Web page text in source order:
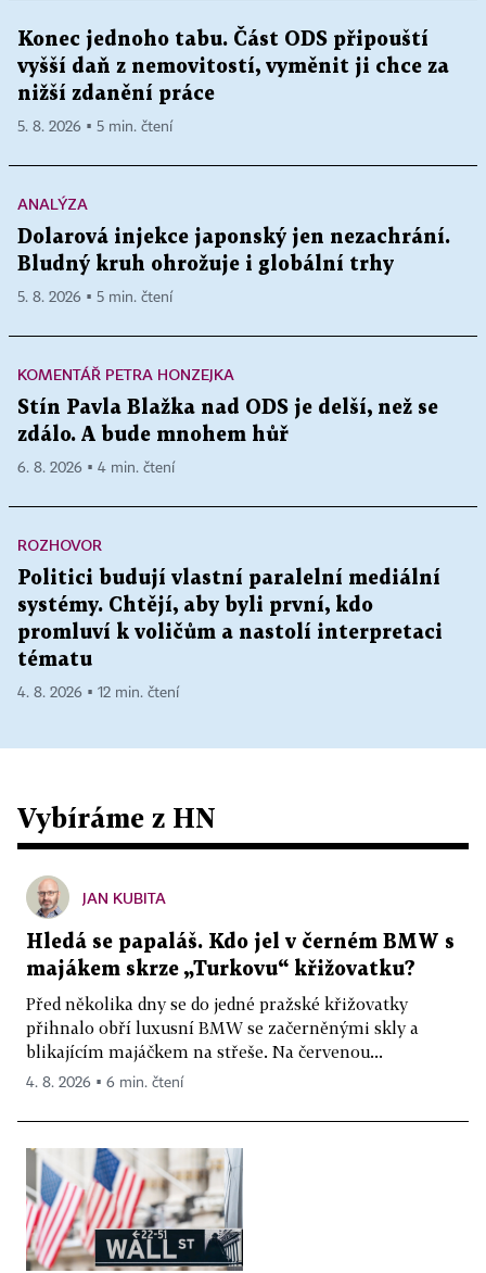
Konec jednoho tabu. Část ODS připouští
vyšší daň z nemovitostí, vyměnit ji chce za
nižší zdanění práce
5. 8. 2026 ▪ 5 min. čtení
ANALÝZA
Dolarová injekce japonský jen nezachrání.
Bludný kruh ohrožuje i globální trhy
5. 8. 2026 ▪ 5 min. čtení
KOMENTÁŘ PETRA HONZEJKA
Stín Pavla Blažka nad ODS je delší, než se
zdálo. A bude mnohem hůř
6. 8. 2026 ▪ 4 min. čtení
ROZHOVOR
Politici budují vlastní paralelní mediální
systémy. Chtějí, aby byli první, kdo
promluví k voličům a nastolí interpretaci
tématu
4. 8. 2026 ▪ 12 min. čtení
Vybíráme z HN
JAN KUBITA
Hledá se papaláš. Kdo jel v černém BMW s
majákem skrze „Turkovu“ křižovatku?
Před několika dny se do jedné pražské křižovatky
přihnalo obří luxusní BMW se začerněnými skly a
blikajícím majáčkem na střeše. Na červenou...
4. 8. 2026 ▪ 6 min. čtení